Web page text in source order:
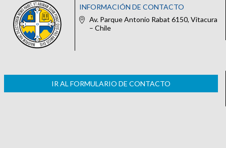
INFORMACIÓN DE CONTACTO
Av. Parque Antonio Rabat 6150, Vitacura
– Chile
IR AL FORMULARIO DE CONTACTO